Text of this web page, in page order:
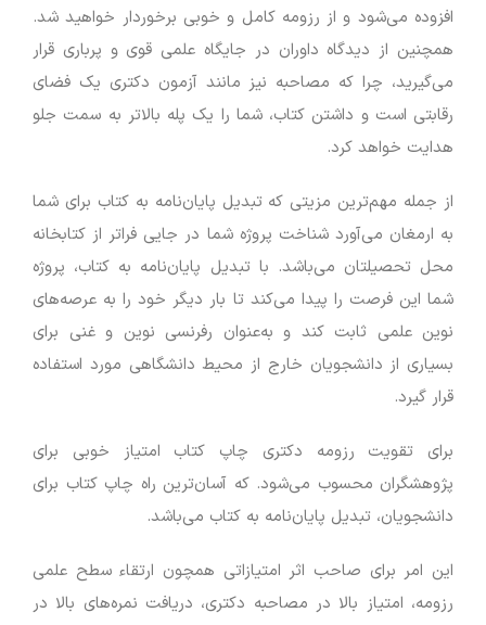
افزوده می‌شود و از رزومه کامل و خوبی برخوردار خواهید شد.
همچنین از دیدگاه داوران در جایگاه علمی قوی و پرباری قرار
می‌گیرید، چرا که مصاحبه نیز مانند آزمون دکتری یک فضای
رقابتی است و داشتن کتاب، شما را یک پله بالاتر به سمت جلو
هدایت خواهد کرد.
از جمله مهم‌ترین مزیتی که تبدیل پایان‌نامه به کتاب برای شما
به ارمغان می‌آورد شناخت پروژه شما در جایی فراتر از کتابخانه
محل تحصیلتان می‌باشد. با تبدیل پایان‌نامه به کتاب، پروژه
شما این فرصت را پیدا می‌کند تا بار دیگر خود را به عرصه‌های
نوین علمی ثابت کند و به‌عنوان رفرنسی نوین و غنی برای
بسیاری از دانشجویان خارج از محیط دانشگاهی مورد استفاده
قرار گیرد.
برای تقویت رزومه دکتری چاپ کتاب امتیاز خوبی برای
پژوهشگران محسوب می‌شود. که آسان‌ترین راه چاپ کتاب برای
دانشجویان، تبدیل پایان‌نامه به کتاب می‌باشد.
این امر برای صاحب اثر امتیازاتی همچون ارتقاء سطح علمی
رزومه، امتیاز بالا در مصاحبه دکتری، دریافت نمره‌های بالا در